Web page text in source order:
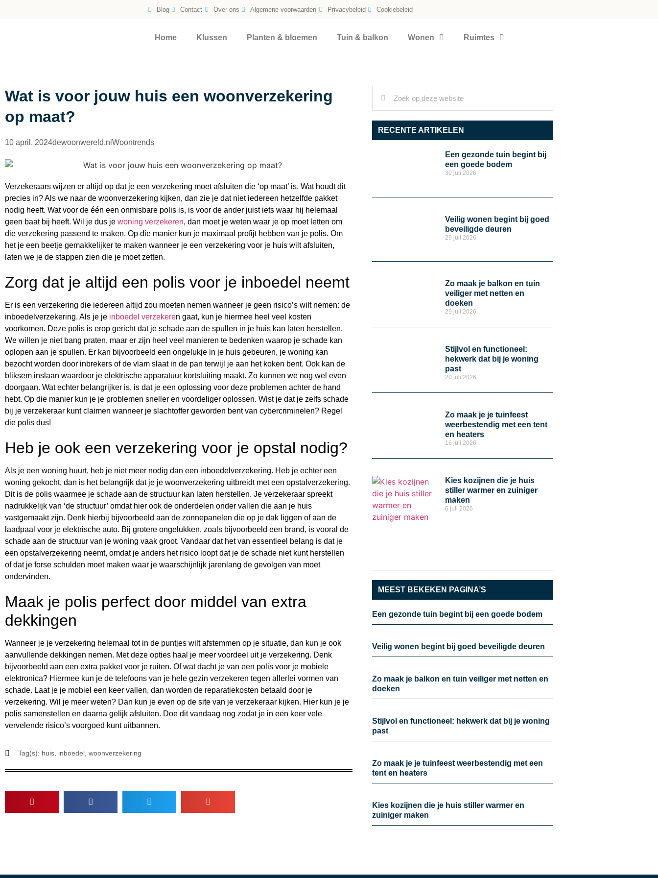
Blog Contact Over ons Algemene voorwaarden Privacybeleid Cookiebeleid
Home Klussen Planten & bloemen Tuin & balkon Wonen Ruimtes
Wat is voor jouw huis een woonverzekering
op maat?
10 april, 2024dewoonwereld.nl Woontrends
Verzekeraars wijzen er altijd op dat je een verzekering moet afsluiten die ‘op maat’ is. Wat houdt dit
precies in? Als we naar de woonverzekering kijken, dan zie je dat niet iedereen hetzelfde pakket
nodig heeft. Wat voor de één een onmisbare polis is, is voor de ander juist iets waar hij helemaal
geen baat bij heeft. Wil je dus je woning verzekeren, dan moet je weten waar je op moet letten om
die verzekering passend te maken. Op die manier kun je maximaal profijt hebben van je polis. Om
het je een beetje gemakkelijker te maken wanneer je een verzekering voor je huis wilt afsluiten,
laten we je de stappen zien die je moet zetten.
Zorg dat je altijd een polis voor je inboedel neemt
Er is een verzekering die iedereen altijd zou moeten nemen wanneer je geen risico’s wilt nemen: de
inboedelverzekering. Als je je inboedel verzekeren gaat, kun je hiermee heel veel kosten
voorkomen. Deze polis is erop gericht dat je schade aan de spullen in je huis kan laten herstellen.
We willen je niet bang praten, maar er zijn heel veel manieren te bedenken waarop je schade kan
oplopen aan je spullen. Er kan bijvoorbeeld een ongelukje in je huis gebeuren, je woning kan
bezocht worden door inbrekers of de vlam slaat in de pan terwijl je aan het koken bent. Ook kan de
bliksem inslaan waardoor je elektrische apparatuur kortsluiting maakt. Zo kunnen we nog wel even
doorgaan. Wat echter belangrijker is, is dat je een oplossing voor deze problemen achter de hand
hebt. Op die manier kun je je problemen sneller en voordeliger oplossen. Wist je dat je zelfs schade
bij je verzekeraar kunt claimen wanneer je slachtoffer geworden bent van cybercriminelen? Regel
die polis dus!
Heb je ook een verzekering voor je opstal nodig?
Als je een woning huurt, heb je niet meer nodig dan een inboedelverzekering. Heb je echter een
woning gekocht, dan is het belangrijk dat je je woonverzekering uitbreidt met een opstalverzekering.
Dit is de polis waarmee je schade aan de structuur kan laten herstellen. Je verzekeraar spreekt
nadrukkelijk van ‘de structuur’ omdat hier ook de onderdelen onder vallen die aan je huis
vastgemaakt zijn. Denk hierbij bijvoorbeeld aan de zonnepanelen die op je dak liggen of aan de
laadpaal voor je elektrische auto. Bij grotere ongelukken, zoals bijvoorbeeld een brand, is vooral de
schade aan de structuur van je woning vaak groot. Vandaar dat het van essentieel belang is dat je
een opstalverzekering neemt, omdat je anders het risico loopt dat je de schade niet kunt herstellen
of dat je forse schulden moet maken waar je waarschijnlijk jarenlang de gevolgen van moet
ondervinden.
Maak je polis perfect door middel van extra
dekkingen
Wanneer je je verzekering helemaal tot in de puntjes wilt afstemmen op je situatie, dan kun je ook
aanvullende dekkingen nemen. Met deze opties haal je meer voordeel uit je verzekering. Denk
bijvoorbeeld aan een extra pakket voor je ruiten. Of wat dacht je van een polis voor je mobiele
elektronica? Hiermee kun je de telefoons van je hele gezin verzekeren tegen allerlei vormen van
schade. Laat je je mobiel een keer vallen, dan worden de reparatiekosten betaald door je
verzekering. Wil je meer weten? Dan kun je even op de site van je verzekeraar kijken. Hier kun je je
polis samenstellen en daarna gelijk afsluiten. Doe dit vandaag nog zodat je in een keer vele
vervelende risico’s voorgoed kunt uitbannen.
Tag(s): huis inboedel woonverzekering
RECENTE ARTIKELEN
Een gezonde tuin begint bij
een goede bodem
30 juli 2026
Veilig wonen begint bij goed
beveiligde deuren
29 juli 2026
Zo maak je balkon en tuin
veiliger met netten en
doeken
29 juli 2026
Stijlvol en functioneel:
hekwerk dat bij je woning
past
20 juli 2026
Zo maak je je tuinfeest
weerbestendig met een tent
en heaters
16 juli 2026
Kies kozijnen die je huis
stiller warmer en zuiniger
maken
6 juli 2026
MEEST BEKEKEN PAGINA’S
Een gezonde tuin begint bij een goede bodem
Veilig wonen begint bij goed beveiligde deuren
Zo maak je balkon en tuin veiliger met netten en
doeken
Stijlvol en functioneel: hekwerk dat bij je woning
past
Zo maak je je tuinfeest weerbestendig met een
tent en heaters
Kies kozijnen die je huis stiller warmer en
zuiniger maken